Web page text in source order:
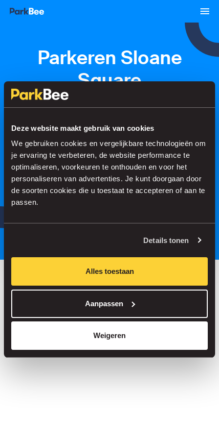
Deze website maakt gebruik van cookies
We gebruiken cookies en vergelijkbare technologieën om
je ervaring te verbeteren, de website performance te
optimaliseren, voorkeuren te onthouden en voor het
personaliseren van advertenties. Je kunt doorgaan door
de soorten cookies die u toestaat te accepteren of aan te
passen.
Details tonen
Alles toestaan
Aanpassen
Weigeren
Parkeren Sloane
Square
Regel je parkeerplek in no time
Parkeer slimmer, met onze app.
Bespaar tot 30% in onze parkeergarages
Straatparkeren zonder servicekosten